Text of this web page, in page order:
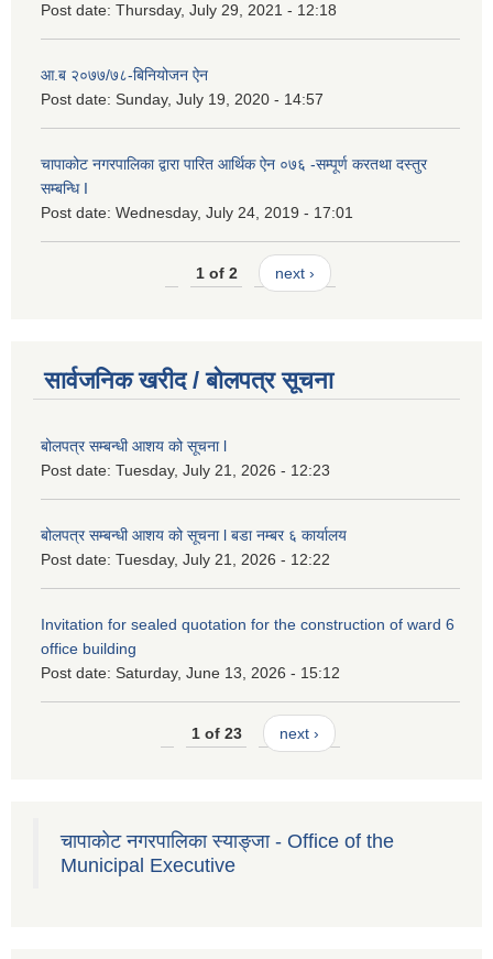
Post date: Thursday, July 29, 2021 - 12:18
आ.ब २०७७/७८-बिनियोजन ऐन
Post date: Sunday, July 19, 2020 - 14:57
चापाकोट नगरपालिका द्वारा पारित आर्थिक ऐन ०७६ -सम्पूर्ण करतथा दस्तुर
सम्बन्धि I
Post date: Wednesday, July 24, 2019 - 17:01
1 of 2 next ›
सार्वजनिक खरीद / बोलपत्र सूचना
बोलपत्र सम्बन्धी आशय को सूचना l
Post date: Tuesday, July 21, 2026 - 12:23
बोलपत्र सम्बन्धी आशय को सूचना l बडा नम्बर ६ कार्यालय
Post date: Tuesday, July 21, 2026 - 12:22
Invitation for sealed quotation for the construction of ward 6
office building
Post date: Saturday, June 13, 2026 - 15:12
1 of 23 next ›
चापाकोट नगरपालिका स्याङ्जा - Office of the
Municipal Executive